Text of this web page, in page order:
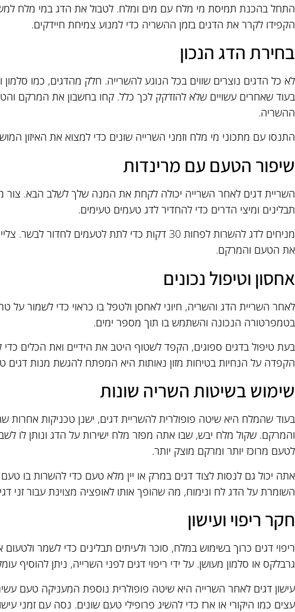
התחל בהכנת תמיסת מי מלח עם מים ומלח. לטבול את הדג במי מלח
הקפידו לקרר את הדגים בזמן ההשריה כדי למנוע צמיחת חיידקים.
בחירת הדג הנכון
לא כל הדגים נוצרים שווים בכל הנוגע להשרייה. חלק מהדגים, כמו
בעוד שאחרים עשויים שלא להזדקק לכך כלל. קחו בחשבון את המרקם
ההשריה.
התנסו עם מתכוני מי מלח וזמני השרייה שונים כדי למצוא את האיזון
שיפור הטעם עם מרינדות
השריית דגים לאחר השרייה יכולה לקחת את המנה שלך לשלב הבא. צור
תבלינים ומיצי הדרים כדי להחדיר לדג טעמים טעימים.
מניחים לדג להשרות לפחות 30 דקות כדי לתת לטעמים
את הטעם והמרקם.
אחסון וטיפול נכונים
לאחר השריית הדג והשריה, חיוני לאחסן ולטפל בו כראוי כדי לשמור על
בטמפרטורה הנכונה והשתמש בו תוך מספר ימים.
בעת טיפול בדגים ספוגים, הקפד לשטוף היטב את הידיים ואת הכלים כדי
הקפדה על הנחיות בטיחות מזון נאותות היא המפתח להגשת מנות דגים
שימוש בשיטות השריה שונות
בעוד שהמלח היא שיטה פופולרית להשריית דגים, ישנן טכניקות אחרות
והמרקם. שקול מלח יבש, שבו אתה מפזר מלח ישירות על הדג ונותן לו
לטעם מרוכז יותר ומרקם מוצק יותר.
אתה יכול גם לנסות לצוד דגים במרק או יין מלא טעם כדי להשרות בו
השומרת על הדג לח ונימוח, מה שהופך אותו לאופציה מצוינת עבור זני
חקר ריפוי ועישון
ריפוי דגים כרוך בשימוש במלח, סוכר ולעיתים תבלינים כדי לשמר
גרבלקס או סלמון מעושן. על ידי ריפוי דגים לפני השרייה, ניתן להוסיף
עישון דגים לאחר השרייה היא שיטה פופולרית נוספת המעניקה טעם
עצים כמו היקורי או ארז כדי להשיג פרופילי טעם שונים. נסה עם זמני